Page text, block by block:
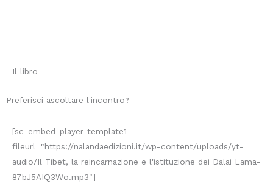
Il libro
Preferisci ascoltare l'incontro?
[sc_embed_player_template1
fileurl="https://nalandaedizioni.it/wp-content/uploads/yt-
audio/Il Tibet, la reincarnazione e l'istituzione dei Dalai Lama-
87bJ5AIQ3Wo.mp3"]